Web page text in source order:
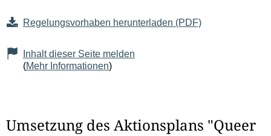
Regelungsvorhaben herunterladen (PDF)
Inhalt dieser Seite melden
(Mehr Informationen)
Umsetzung des Aktionsplans "Queer